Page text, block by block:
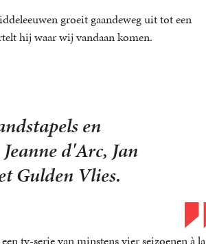
groeit gaandeweg uit tot een
hij waar wij vandaan komen.
en
d'Arc, Jan
Gulden Vlies.
tv-serie van minstens vier seizoenen à la